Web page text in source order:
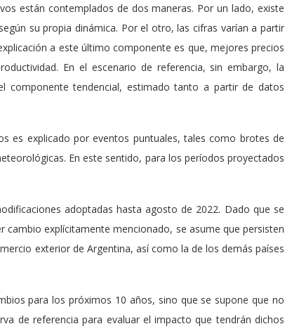
están contemplados de dos maneras. Por un lado, existe
su propia dinámica. Por el otro, las cifras varían a partir
a este último componente es que, mejores precios
En el escenario de referencia, sin embargo, la
componente tendencial, estimado tanto a partir de datos
es explicado por eventos puntuales, tales como brotes de
En este sentido, para los períodos proyectados
adoptadas hasta agosto de 2022. Dado que se
cambio explícitamente mencionado, se asume que persisten
exterior de Argentina, así como la de los demás países
para los próximos 10 años, sino que se supone que no
de referencia para evaluar el impacto que tendrán dichos